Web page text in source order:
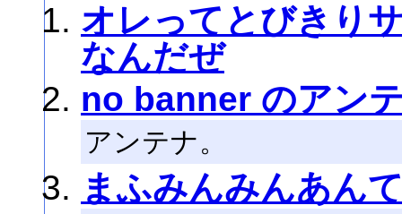
オレってとびきり
なんだぜ
no banner のアン
アンテナ。
まふみんみんあん